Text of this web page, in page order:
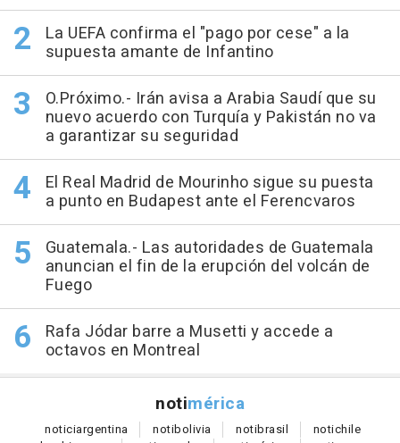
La UEFA confirma el "pago por cese" a la
supuesta amante de Infantino
O.Próximo.- Irán avisa a Arabia Saudí que su
nuevo acuerdo con Turquía y Pakistán no va
a garantizar su seguridad
El Real Madrid de Mourinho sigue su puesta
a punto en Budapest ante el Ferencvaros
Guatemala.- Las autoridades de Guatemala
anuncian el fin de la erupción del volcán de
Fuego
Rafa Jódar barre a Musetti y accede a
octavos en Montreal
notimérica
noticiargentina notibolivia notibrasil notichile